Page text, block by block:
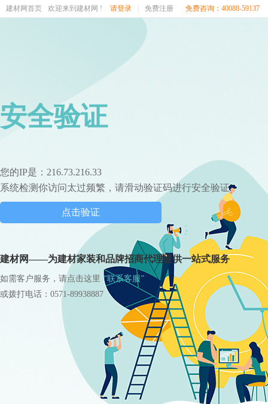
建材网首页 欢迎来到建材网 ! 请登录 免费注册 免费咨询：40088-59137
安全验证
您的IP是：216.73.216.33
系统检测你访问太过频繁，请滑动验证码进行安全验证
点击验证
建材网——为建材家装和品牌招商代理提供一站式服务
如需客户服务，请点击这里 “联系客服”
或拨打电话：0571-89938887